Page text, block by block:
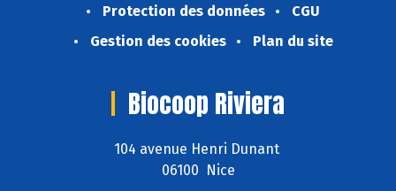
Protection des données
CGU
Gestion des cookies
Plan du site
Biocoop Riviera
104 avenue Henri Dunant
06100 Nice